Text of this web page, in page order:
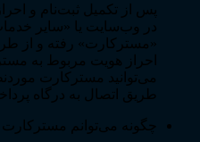
پس از تکمیل ثبت‌نام و
در وب‌سایت یا «سایر
«مسترکارت» رفته و از
احراز هویت مربوط به
می‌توانید مسترکارت
طریق اتصال به درگاه
چگونه می‌توانم